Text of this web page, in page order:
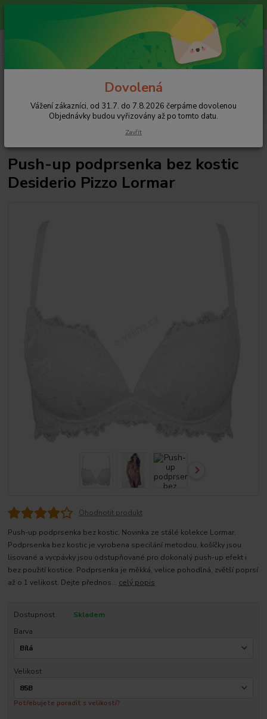
Vážení zákazníci, od 31.7. do 7.8.2026 čerpáme dovolenou
Objednávky budou vyřizovány až po tomto datu.
Menu
CZK
+420 608 754 282
pište email, pokud nezvedám tel.
Podprsenky bez kostic
Push-up podprsenka bez kostic
Desiderio Pizzo Lormar
Ohodnotit produkt
Push-up podprsenka bez kostic. Novinka ze stálé kolekce Lormar.
Podprsenka bez kostic je vyrobena specilání metodou, košíčky jsou
lisované a vycpávky jsou odstupňované pro dokonalý push-up efekt i
bez použití kostice. Podprsenka je měkká, velice pohodlná, zvětší poprsí
až o 1 velikost. Dejte přednos... celý popis
Dostupnost
Skladem
Barva
Velikost
Potřebujete poradit s velikostí?
Dovolená
Vážení zákazníci, od 31.7. do 7.8.2026 čerpáme dovolenou
Objednávky budou vyřizovány až po tomto datu.
Zavřít